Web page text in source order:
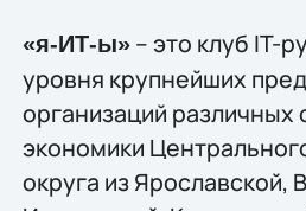
«я-ИТ-ы»– это клуб IT-
уровня крупнейших
организаций различных
экономики
округа из Ярославской,